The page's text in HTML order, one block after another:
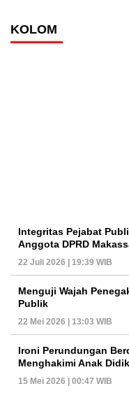
KOLOM
Integritas Pejabat
Anggota DPRD
22 Juli 2026 | 19:39 WIB
Menguji Wajah
Publik
22 Mei 2026 | 13:03 WIB
Ironi Perundungan
Menghakimi Anak Didik
15 Mei 2026 | 00:47 WIB